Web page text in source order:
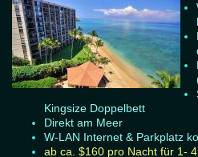
Kingsize Doppelbett
Direkt am Meer
W-LAN Internet & Parkplatz
ab ca. $160 pro Nacht für 1-